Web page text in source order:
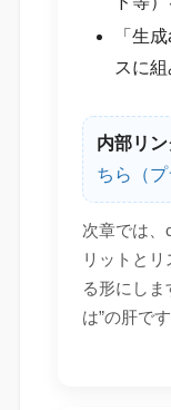
「生
スに
内部リン
ちら（プ
次章では、
リットと
る形にしま
は”の肝です